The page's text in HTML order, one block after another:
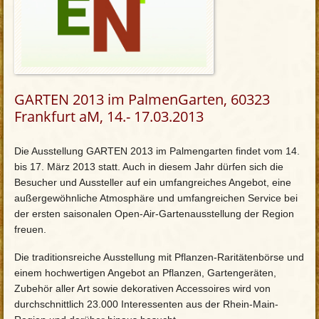
GARTEN 2013 im PalmenGarten, 60323
Frankfurt aM, 14.- 17.03.2013
Die Ausstellung GARTEN 2013 im Palmengarten findet vom 14.
bis 17. März 2013 statt. Auch in diesem Jahr dürfen sich die
Besucher und Aussteller auf ein umfangreiches Angebot, eine
außergewöhnliche Atmosphäre und umfangreichen Service bei
der ersten saisonalen Open-Air-Gartenausstellung der Region
freuen.
Die traditionsreiche Ausstellung mit Pflanzen-Raritätenbörse und
einem hochwertigen Angebot an Pflanzen, Gartengeräten,
Zubehör aller Art sowie dekorativen Accessoires wird von
durchschnittlich 23.000 Interessenten aus der Rhein-Main-